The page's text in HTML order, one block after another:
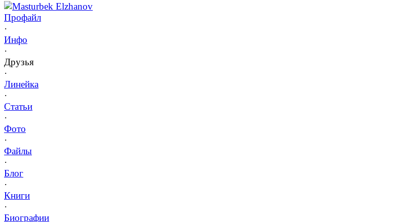
Masturbek Elzhanov
Профайл
·
Инфо
·
Друзья
·
Линейка
·
Статьи
·
Фото
·
Файлы
·
Блог
·
Книги
·
Биографии